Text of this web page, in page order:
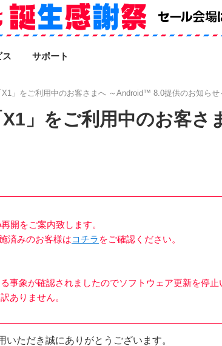
ス サポート
X1」をご利用中のお客さまへ ～Android™ 8.0提供のお知らせ
X1」をご利用中のお客
開をご案内致します。
済みのお客様はコチラ をご確認ください。
事象が確認されましたのでソフトウェア更新を停止
ありません。
ただき誠にありがとうございます。